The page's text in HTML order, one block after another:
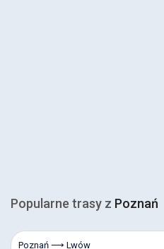
Popularne trasy z Poznań
Poznań ⟶ Lwów